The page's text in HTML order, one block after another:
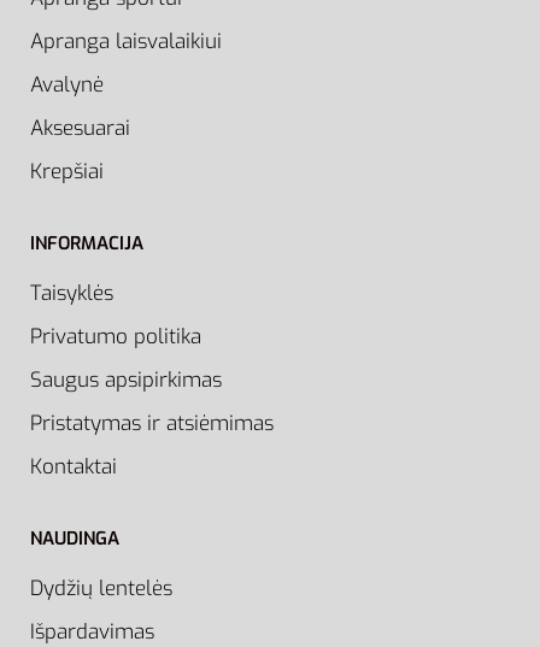
Apranga laisvalaikiui
Avalynė
Aksesuarai
Krepšiai
INFORMACIJA
Taisyklės
Privatumo politika
Saugus apsipirkimas
Pristatymas ir atsiėmimas
Kontaktai
NAUDINGA
Dydžių lentelės
Išpardavimas